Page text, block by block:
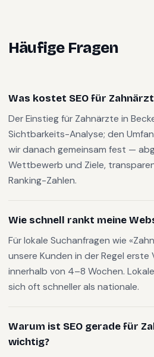
Häufige Fragen
Was kostet SEO für
Der Einstieg für Zahnärzte in
Sichtbarkeits-Analyse; den
wir danach gemeinsam fest —
Wettbewerb und Ziele,
Ranking-Zahlen.
Wie schnell rankt meine
Für lokale Suchanfragen wie
unsere Kunden in der Regel erste
innerhalb von 4–8 Wochen.
sich oft schneller als nationale.
Warum ist SEO gerade für
wichtig?